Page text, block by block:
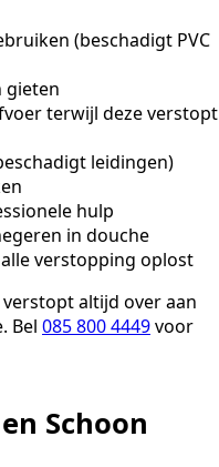
(beschadigt PVC
gieten
terwijl deze verstopt
leidingen)
hulp
in douche
verstopping oplost
altijd over aan
Bel 085 800 4449voor
Schoon